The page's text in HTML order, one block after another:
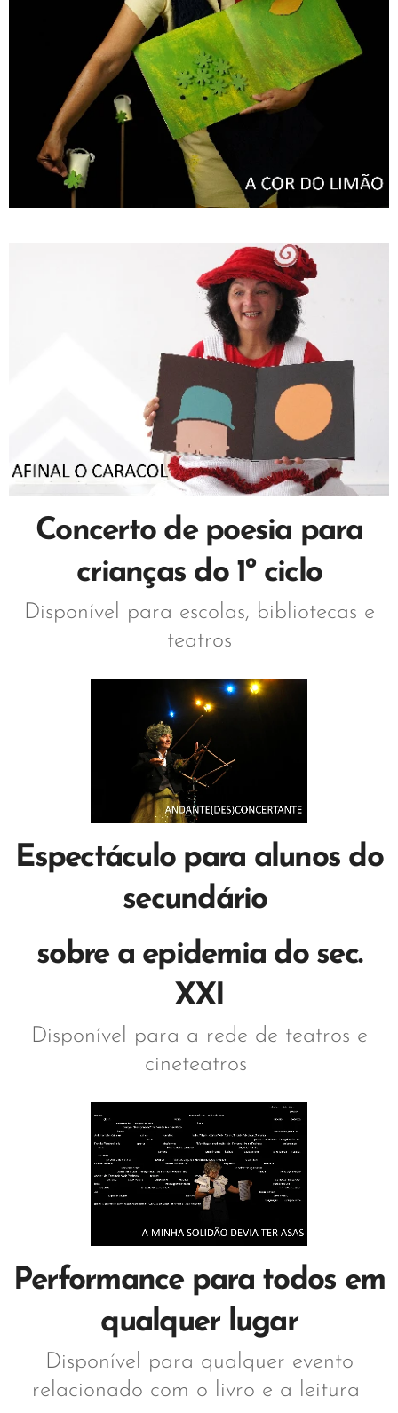
Concerto de poesia para
crianças do 1º ciclo
Disponível para escolas, bibliotecas e
teatros
Espectáculo para alunos do
secundário
sobre a epidemia do sec.
XXI
Disponível para a rede de teatros e
cineteatros
Performance para todos em
qualquer lugar
Disponível para qualquer evento
relacionado com o livro e a leitura